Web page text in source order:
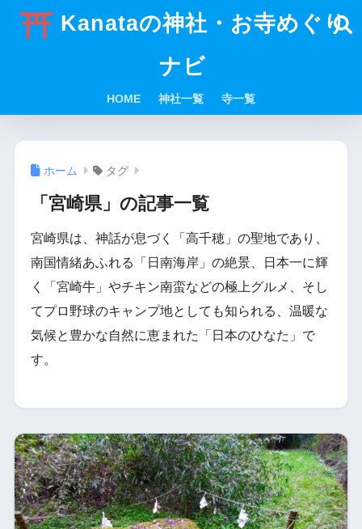
Kanataの神社・お寺めぐり
ナビ
HOME 神社一覧 寺一覧
ホーム タグ
「宮崎県」の記事一覧
宮崎県は、神話が息づく「高千穂」の聖地であり、
南国情緒あふれる「日南海岸」の絶景、日本一に輝
く「宮崎牛」やチキン南蛮などの極上グルメ、そし
てプロ野球のキャンプ地としても知られる、温暖な
気候と豊かな自然に恵まれた「日本のひなた」で
す。